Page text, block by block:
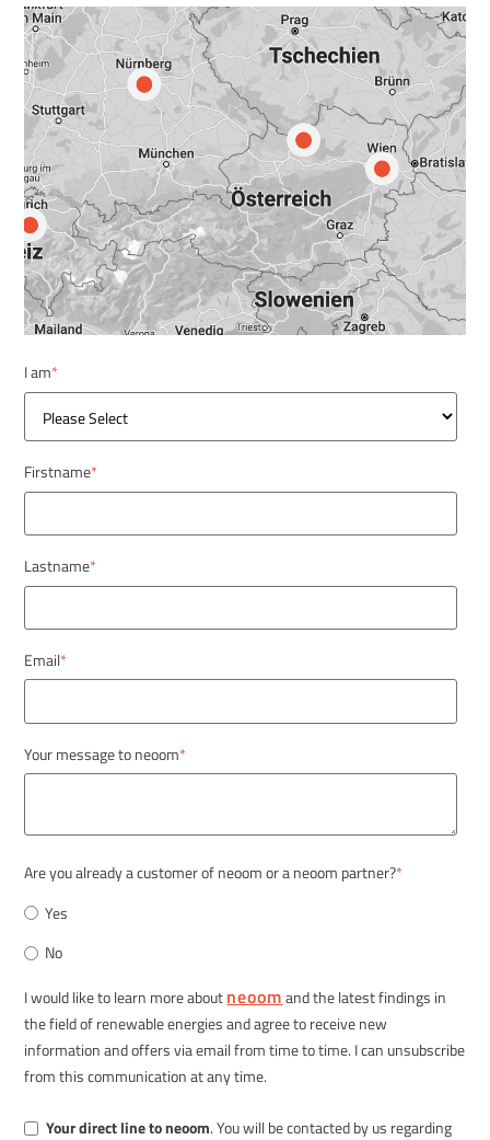
I am*
Firstname*
Lastname*
Email*
Your message to neoom*
Are you already a customer of neoom or a neoom partner?*
Yes
No
I would like to learn more aboutneoomand the latest findings in
the field of renewable energies and agree to receive new
information and offers via email from time to time. I can unsubscribe
from this communication at any time.
Your direct line to neoom. You will be contacted by us regarding